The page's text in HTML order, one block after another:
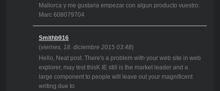
Mallorca y me gustaria empezar con algun producto vuestro.
Marc 608079704
Smithb916
(viernes, 18. diciembre 2015 03:48)
Hello, Neat post. There's a problem with your web site in web
explorer, may test thisK IE still is the market leader and a
large component to people will leave out your magnificent
writing due to